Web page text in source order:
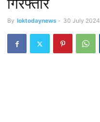
By loktodaynews - 30 July 2024